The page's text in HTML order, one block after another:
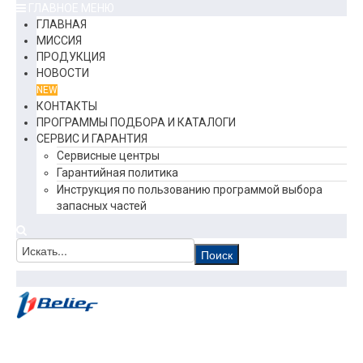
ГЛАВНАЯ
МИССИЯ
ПРОДУКЦИЯ
НОВОСТИ
NEW
КОНТАКТЫ
ПРОГРАММЫ ПОДБОРА И КАТАЛОГИ
СЕРВИС И ГАРАНТИЯ
Сервисные центры
Гарантийная политика
Инструкция по пользованию программой выбора
запасных частей